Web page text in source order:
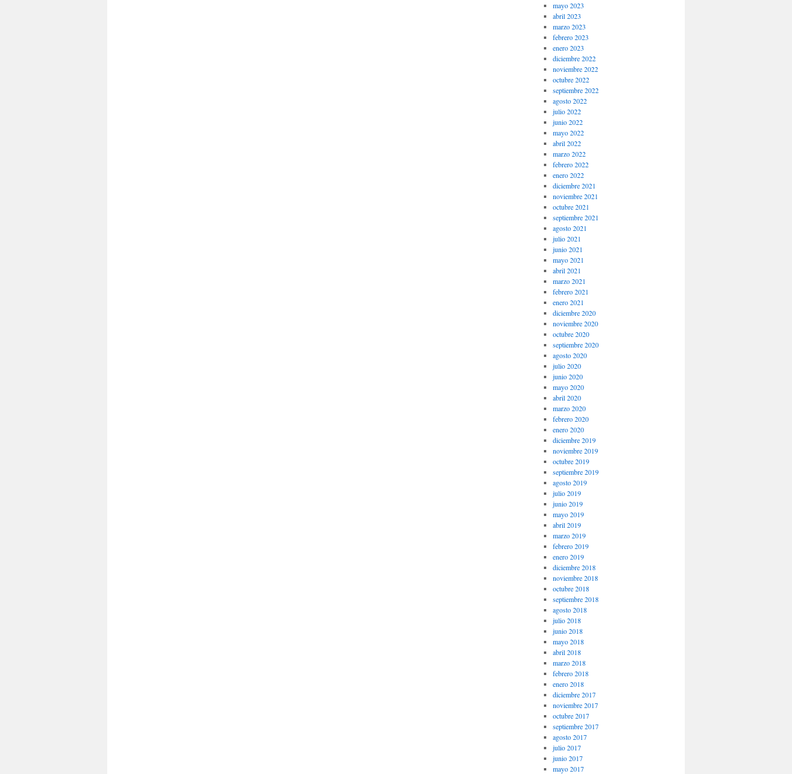
mayo 2023
abril 2023
marzo 2023
febrero 2023
enero 2023
diciembre 2022
noviembre 2022
octubre 2022
septiembre 2022
agosto 2022
julio 2022
junio 2022
mayo 2022
abril 2022
marzo 2022
febrero 2022
enero 2022
diciembre 2021
noviembre 2021
octubre 2021
septiembre 2021
agosto 2021
julio 2021
junio 2021
mayo 2021
abril 2021
marzo 2021
febrero 2021
enero 2021
diciembre 2020
noviembre 2020
octubre 2020
septiembre 2020
agosto 2020
julio 2020
junio 2020
mayo 2020
abril 2020
marzo 2020
febrero 2020
enero 2020
diciembre 2019
noviembre 2019
octubre 2019
septiembre 2019
agosto 2019
julio 2019
junio 2019
mayo 2019
abril 2019
marzo 2019
febrero 2019
enero 2019
diciembre 2018
noviembre 2018
octubre 2018
septiembre 2018
agosto 2018
julio 2018
junio 2018
mayo 2018
abril 2018
marzo 2018
febrero 2018
enero 2018
diciembre 2017
noviembre 2017
octubre 2017
septiembre 2017
agosto 2017
julio 2017
junio 2017
mayo 2017